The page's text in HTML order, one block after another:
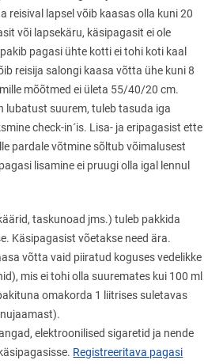
reisival lapsel võib kaasas olla kuni 20
või lapsekäru, käsipagasit ei ole
pagasi ühte kotti ei tohi koti kaal
reisija salongi kaasa võtta ühe kuni 8
mõõtmed ei ületa 55/40/20 cm.
lubatust suurem, tuleb tasuda iga
check-in´is. Lisa- ja eripagasist ette
pardale võtmine sõltub võimalusest
lisamine ei pruugi olla igal lennul
taskunoad jms.) tuleb pakkida
Käsipagasist võetakse need ära.
võtta vaid piiratud koguses vedelikke
mis ei tohi olla suuremates kui 100 ml
omakorda 1 liitrises suletavas
elektroonilised sigaretid ja nende
Registreeritava pagasi